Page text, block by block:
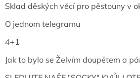
Sklad děských věcí pro pěstouny v
O jednom telegramu
4+1
Jak to bylo se Želvím doupětem a